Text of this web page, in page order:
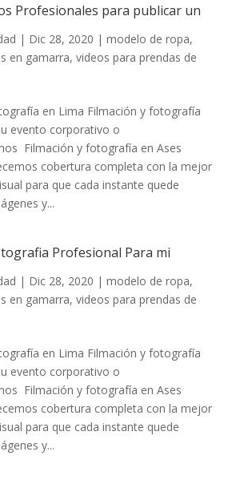
Profesionales para publicar un
| Dic 28, 2020 | modelo de ropa,
en gamarra, videos para prendas de
en Lima Filmación y fotografía
evento corporativo o
Filmación y fotografía en Ases
cobertura completa con la mejor
para que cada instante quede
y...
Profesional Para mi
| Dic 28, 2020 | modelo de ropa,
en gamarra, videos para prendas de
en Lima Filmación y fotografía
evento corporativo o
Filmación y fotografía en Ases
cobertura completa con la mejor
para que cada instante quede
y...